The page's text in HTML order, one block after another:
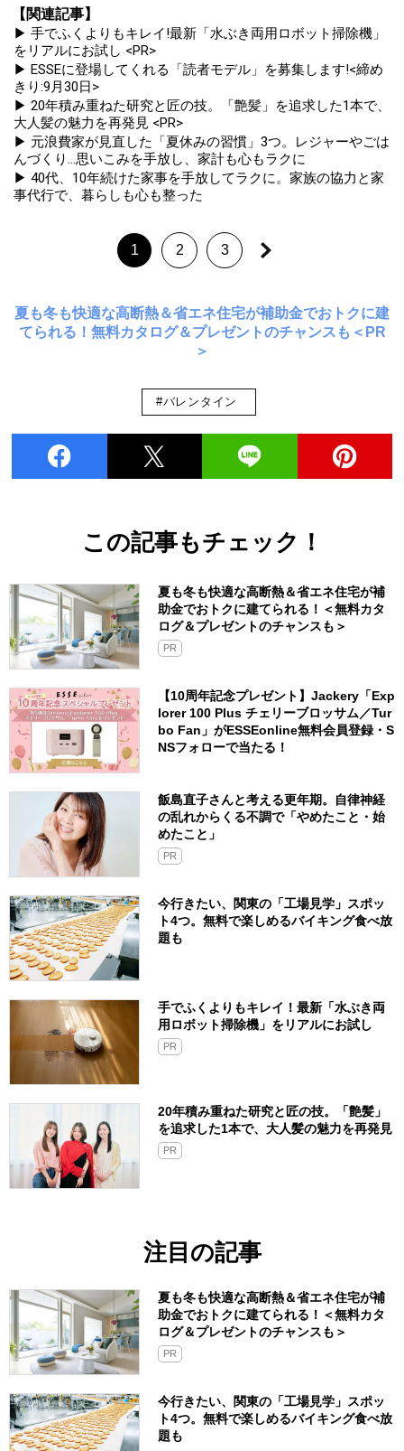
【関連記事】
▶ 手でふくよりもキレイ!最新「水ぶき両用ロボット掃除機」
をリアルにお試し <PR>
▶ ESSEに登場してくれる「読者モデル」を募集します!<締め
きり:9月30日>
▶ 20年積み重ねた研究と匠の技。「艶髪」を追求した1本で、
大人髪の魅力を再発見 <PR>
▶ 元浪費家が見直した「夏休みの習慣」3つ。レジャーやごは
んづくり...思いこみを手放し、家計も心もラクに
▶ 40代、10年続けた家事を手放してラクに。家族の協力と家
事代行で、暮らしも心も整った
1 2 3
夏も冬も快適な高断熱＆省エネ住宅が補助金でおトクに建
てられる！無料カタログ＆プレゼントのチャンスも＜PR
＞
#バレンタイン
この記事もチェック！
夏も冬も快適な高断熱＆省エネ住宅が補
助金でおトクに建てられる！＜無料カタ
ログ＆プレゼントのチャンスも＞
PR
【10周年記念プレゼント】Jackery「Exp
lorer 100 Plus チェリーブロッサム／Tur
bo Fan」がESSEonline無料会員登録・S
NSフォローで当たる！
飯島直子さんと考える更年期。自律神経
の乱れからくる不調で「やめたこと・始
めたこと」
PR
今行きたい、関東の「工場見学」スポッ
ト4つ。無料で楽しめるバイキング食べ放
題も
手でふくよりもキレイ！最新「水ぶき両
用ロボット掃除機」をリアルにお試し
PR
20年積み重ねた研究と匠の技。「艶髪」
を追求した1本で、大人髪の魅力を再発見
PR
注目の記事
夏も冬も快適な高断熱＆省エネ住宅が補
助金でおトクに建てられる！＜無料カタ
ログ＆プレゼントのチャンスも＞
PR
今行きたい、関東の「工場見学」スポッ
ト4つ。無料で楽しめるバイキング食べ放
題も